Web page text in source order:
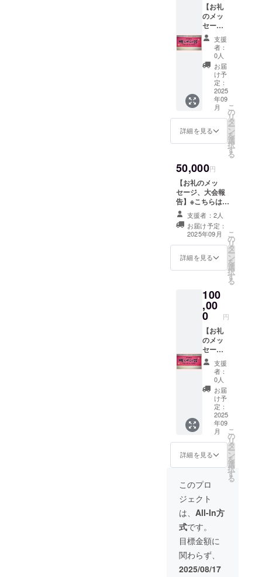
【お礼
のメッ
セー
ジ、咲
くやこ
の花タ
オル、
大会報
告】 感
謝の気
持ちを
込め
て、お
礼の
メッ
セージ
りしま
す。
支援
者：
0人
お届
け予
定：
2025
年09
月
詳細を見る
こ
の
リ
タ
ー
ン
を
選
択
す
る
50,000円
【お礼のメッ
セージ、大会報
告】※こちらは商
品は付属せず、
応援のみでご支
援いただける方
向けのリターン
です。 感謝の気
持ちを込めて、
けいたします。
内容は、1,000円
のリターンと同
じです。
支援者：2人
お届け予定：
2025年09月
詳細を見る
こ
の
リ
タ
ー
ン
を
選
択
す
る
100
,00
0 円
【お礼
のメッ
セー
ジ、咲
くやこ
の花タ
オル、
大会報
告】 感
謝の気
持ちを
込め
て、お
礼の
メッ
セージ
をお送
りしま
す。 こ
のリ
ターン
は
50000
円のリ
ターン
と同じ
内容に
支援
者：
0人
お届
け予
定：
2025
年09
月
詳細を見る
こ
の
リ
タ
ー
ン
を
選
択
す
る
このプロ
ジェクト
は、 All-In方
式です。
目標金額に
関わらず、
2025/08/17